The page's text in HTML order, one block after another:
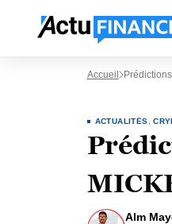
Accueil
ACTUALITÉS ,
Alm